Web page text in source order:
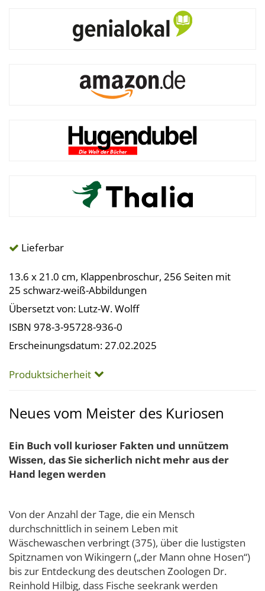
Lieferbar
13.6 x 21.0 cm, Klappenbroschur, 256 Seiten mit
25 schwarz-weiß-Abbildungen
Übersetzt von: Lutz-W. Wolff
ISBN 978-3-95728-936-0
Erscheinungsdatum: 27.02.2025
Produktsicherheit
Neues vom Meister des Kuriosen
Ein Buch voll kurioser Fakten und unnützem
Wissen, das Sie sicherlich nicht mehr aus der
Hand legen werden
Von der Anzahl der Tage, die ein Mensch
durchschnittlich in seinem Leben mit
Wäschewaschen verbringt (375), über die lustigsten
Spitznamen von Wikingern („der Mann ohne Hosen“)
bis zur Entdeckung des deutschen Zoologen Dr.
Reinhold Hilbig, dass Fische seekrank werden